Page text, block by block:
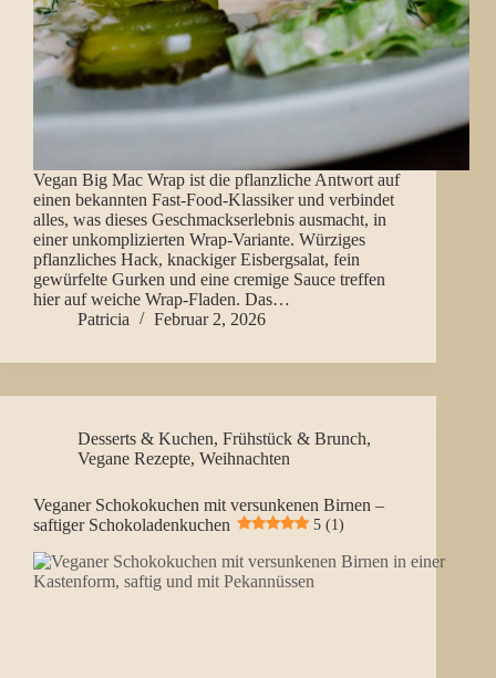
Vegan Big Mac Wrap ist die pflanzliche Antwort auf
einen bekannten Fast-Food-Klassiker und verbindet
alles, was dieses Geschmackserlebnis ausmacht, in
einer unkomplizierten Wrap-Variante. Würziges
pflanzliches Hack, knackiger Eisbergsalat, fein
gewürfelte Gurken und eine cremige Sauce treffen
hier auf weiche Wrap-Fladen. Das…
Patricia
Februar 2, 2026
Desserts & Kuchen, Frühstück & Brunch,
Vegane Rezepte, Weihnachten
Veganer Schokokuchen mit versunkenen Birnen –
saftiger Schokoladenkuchen
5 (1)